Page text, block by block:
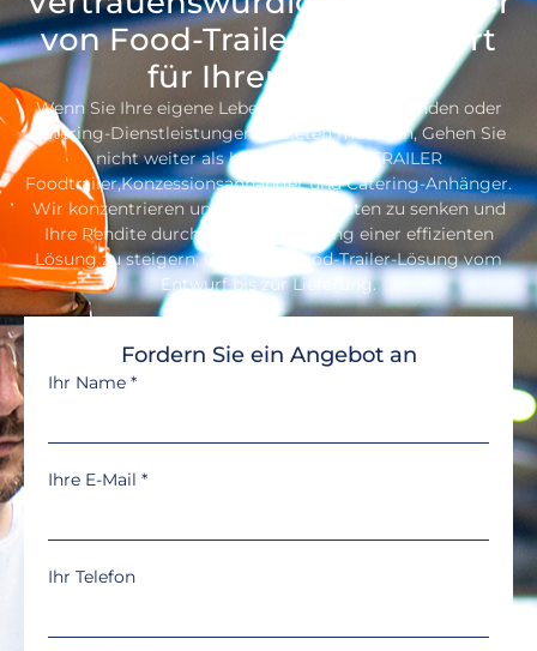
Vertrauenswürdiger Hersteller
von Food-Trailern, Engagiert
für Ihren Erfolg
Wenn Sie Ihre eigene Lebensmittelmarke gründen oder
Catering-Dienstleistungen anbieten möchten, Gehen Sie
nicht weiter als bis zum SEEKER TRAILER
Foodtrailer,Konzessionsanhänger und Catering-Anhänger.
Wir konzentrieren uns darauf, Ihre Kosten zu senken und
Ihre Rendite durch die Bereitstellung einer effizienten
Lösung zu steigern, One-Stop-Food-Trailer-Lösung vom
Entwurf bis zur Lieferung.
Fordern Sie ein Angebot an